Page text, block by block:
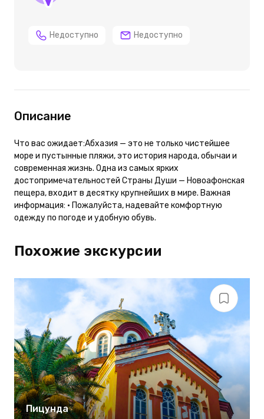
Недоступно Недоступно
Описание
Что вас ожидает:Абхазия — это не только чистейшее
море и пустынные пляжи, это история народа, обычаи и
современная жизнь. Одна из самых ярких
достопримечательностей Страны Души — Новоафонская
пещера, входит в десятку крупнейших в мире. Важная
информация: • Пожалуйста, надевайте комфортную
одежду по погоде и удобную обувь.
Похожие экскурсии
Пицунда